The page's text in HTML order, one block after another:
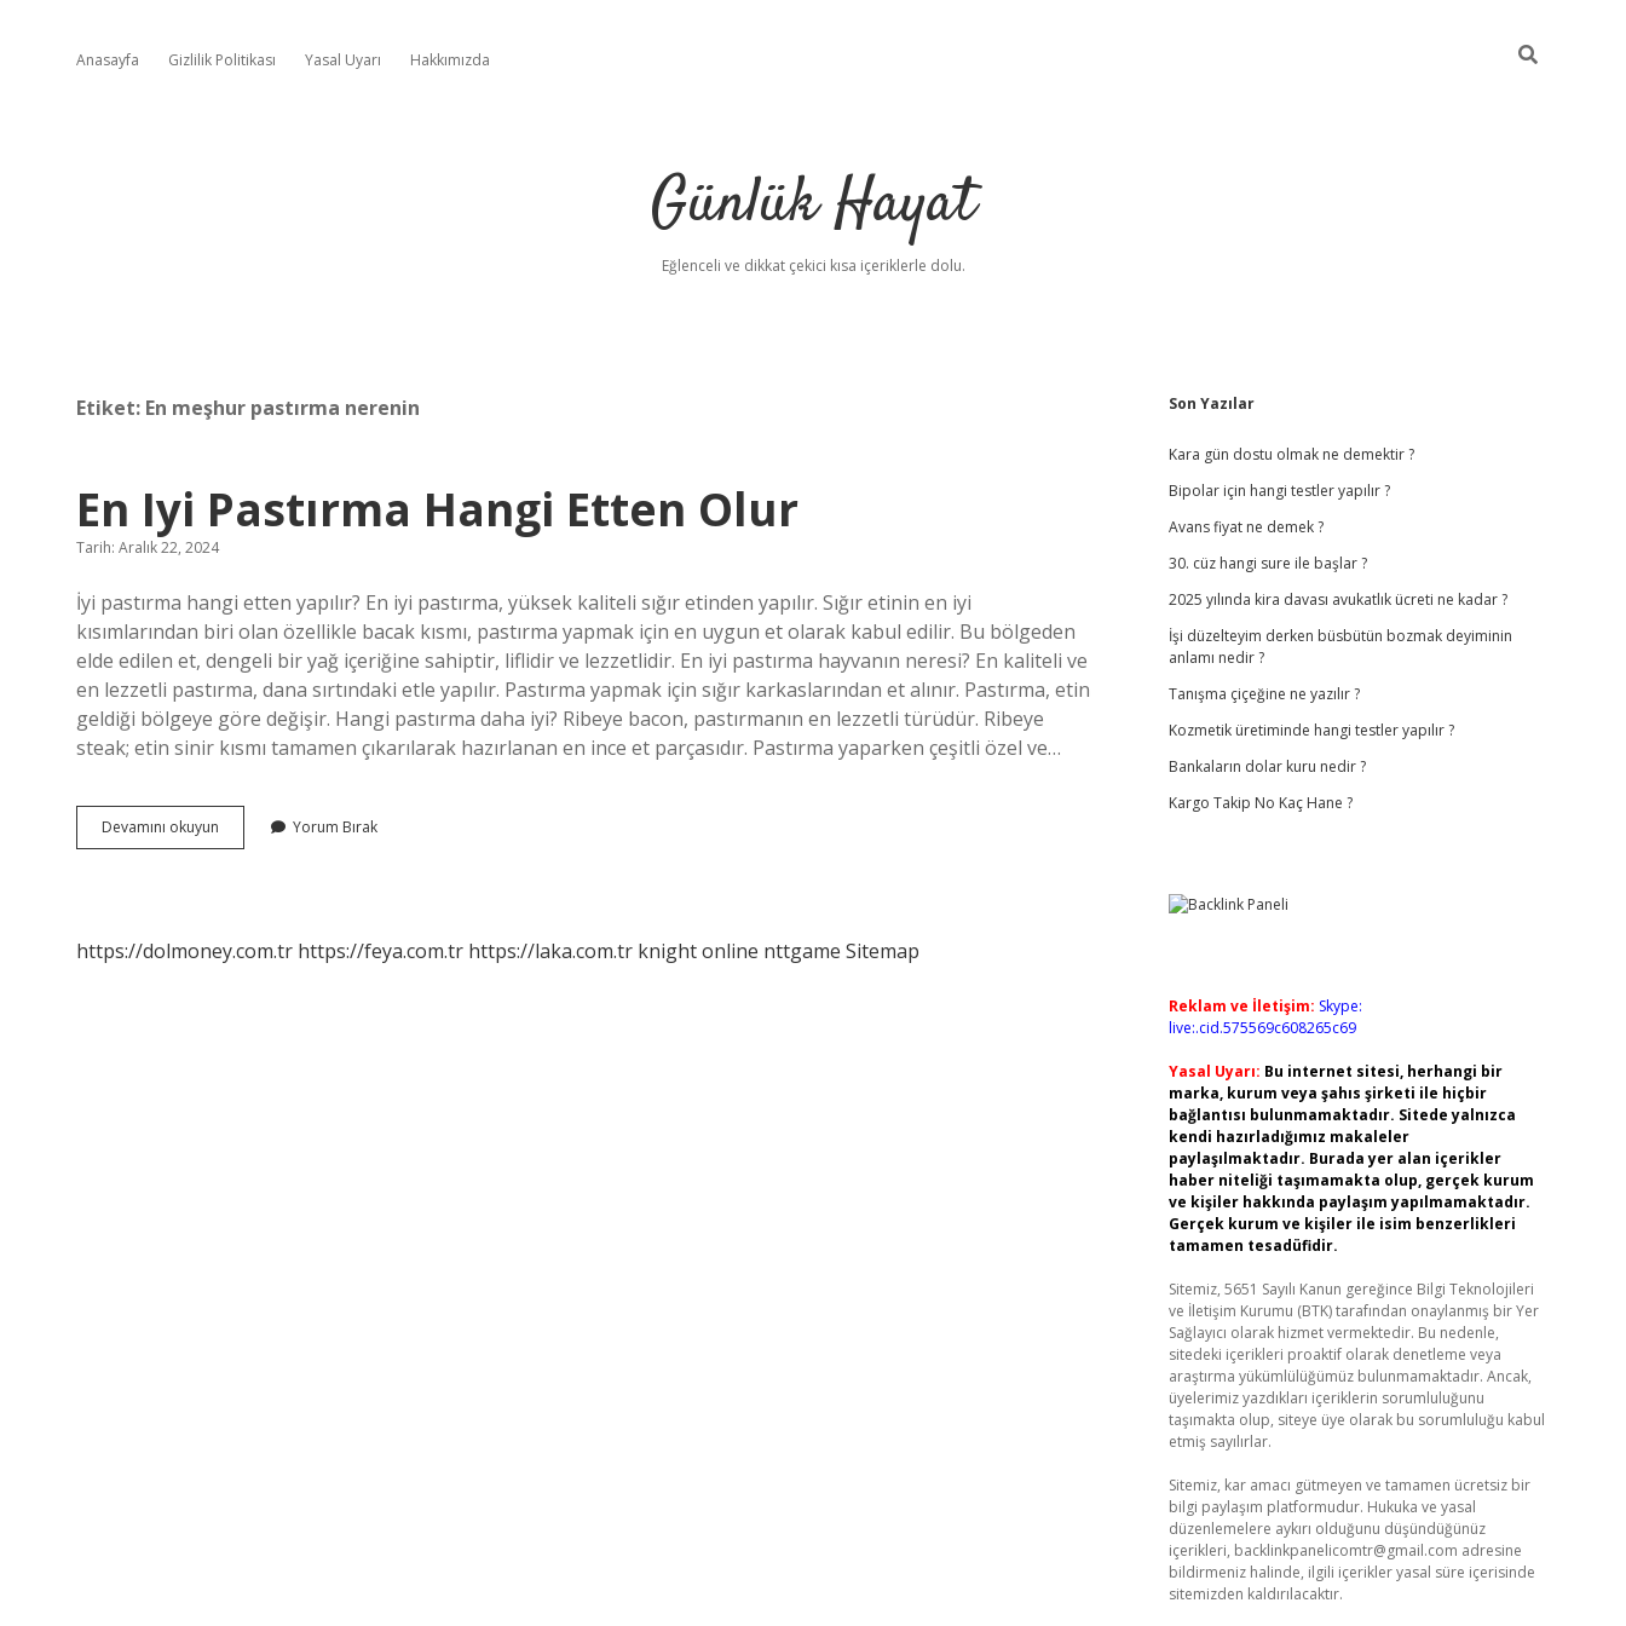
Anasayfa Gizlilik Politikası Yasal Uyarı Hakkımızda
Günlük Hayat
Eğlenceli ve dikkat çekici kısa içeriklerle dolu.
Etiket: En meşhur pastırma nerenin
En Iyi Pastırma Hangi Etten Olur
Tarih: Aralık 22, 2024
İyi pastırma hangi etten yapılır? En iyi pastırma, yüksek kaliteli sığır etinden yapılır. Sığır etinin en iyi
kısımlarından biri olan özellikle bacak kısmı, pastırma yapmak için en uygun et olarak kabul edilir. Bu bölgeden
elde edilen et, dengeli bir yağ içeriğine sahiptir, liflidir ve lezzetlidir. En iyi pastırma hayvanın neresi? En kaliteli ve
en lezzetli pastırma, dana sırtındaki etle yapılır. Pastırma yapmak için sığır karkaslarından et alınır. Pastırma, etin
geldiği bölgeye göre değişir. Hangi pastırma daha iyi? Ribeye bacon, pastırmanın en lezzetli türüdür. Ribeye
steak; etin sinir kısmı tamamen çıkarılarak hazırlanan en ince et parçasıdır. Pastırma yaparken çeşitli özel ve…
Devamını okuyun
Iyi
Yorum Bırak
https://dolmoney.com.tr https://feya.com.tr https://laka.com.tr knight online nttgame Sitemap
Sidebar
Son Yazılar
Kara gün dostu olmak ne demektir ?
Bipolar için hangi testler yapılır ?
Avans fiyat ne demek ?
30. cüz hangi sure ile başlar ?
2025 yılında kira davası avukatlık ücreti ne kadar ?
İşi düzelteyim derken büsbütün bozmak deyiminin
anlamı nedir ?
Tanışma çiçeğine ne yazılır ?
Kozmetik üretiminde hangi testler yapılır ?
Bankaların dolar kuru nedir ?
Kargo Takip No Kaç Hane ?
Reklam ve İletişim: Skype:
live:.cid.575569c608265c69
Yasal Uyarı: Bu internet sitesi, herhangi bir
marka, kurum veya şahıs şirketi ile hiçbir
bağlantısı bulunmamaktadır. Sitede yalnızca
kendi hazırladığımız makaleler
paylaşılmaktadır. Burada yer alan içerikler
haber niteliği taşımamakta olup, gerçek kurum
ve kişiler hakkında paylaşım yapılmamaktadır.
Gerçek kurum ve kişiler ile isim benzerlikleri
tamamen tesadüfidir.
Sitemiz, 5651 Sayılı Kanun gereğince Bilgi Teknolojileri
ve İletişim Kurumu (BTK) tarafından onaylanmış bir Yer
Sağlayıcı olarak hizmet vermektedir. Bu nedenle,
sitedeki içerikleri proaktif olarak denetleme veya
araştırma yükümlülüğümüz bulunmamaktadır. Ancak,
üyelerimiz yazdıkları içeriklerin sorumluluğunu
taşımakta olup, siteye üye olarak bu sorumluluğu kabul
etmiş sayılırlar.
Sitemiz, kar amacı gütmeyen ve tamamen ücretsiz bir
bilgi paylaşım platformudur. Hukuka ve yasal
düzenlemelere aykırı olduğunu düşündüğünüz
içerikleri, backlinkpanelicomtr@gmail.com adresine
bildirmeniz halinde, ilgili içerikler yasal süre içerisinde
sitemizden kaldırılacaktır.